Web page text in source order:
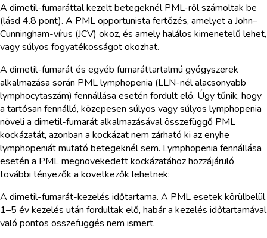
A dimetil-fumaráttal kezelt betegeknél PML-ről számoltak be
(lásd 4.8 pont). A PML opportunista fertőzés, amelyet a John–
Cunningham-vírus (JCV) okoz, és amely halálos kimenetelű lehet,
vagy súlyos fogyatékosságot okozhat.
A dimetil-fumarát és egyéb fumaráttartalmú gyógyszerek
alkalmazása során PML lymphopenia (LLN-nél alacsonyabb
lymphocytaszám) fennállása esetén fordult elő. Úgy tűnik, hogy
a tartósan fennálló, közepesen súlyos vagy súlyos lymphopenia
növeli a dimetil-fumarát alkalmazásával összefüggő PML
kockázatát, azonban a kockázat nem zárható ki az enyhe
lymphopeniát mutató betegeknél sem. Lymphopenia fennállása
esetén a PML megnövekedett kockázatához hozzájáruló
további tényezők a következők lehetnek:
A dimetil-fumarát-kezelés időtartama. A PML esetek körülbelül
1–5 év kezelés után fordultak elő, habár a kezelés időtartamával
való pontos összefüggés nem ismert.